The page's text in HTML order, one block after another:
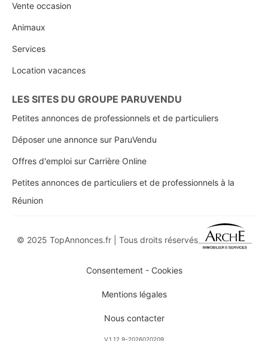
Vente occasion
Animaux
Services
Location vacances
LES SITES DU GROUPE PARUVENDU
Petites annonces de professionnels et de particuliers
Déposer une annonce sur ParuVendu
Offres d'emploi sur Carrière Online
Petites annonces de particuliers et de professionnels à la
Réunion
© 2025 TopAnnonces.fr | Tous droits réservés
Consentement - Cookies
Mentions légales
Nous contacter
V.1.12.9-2026020209